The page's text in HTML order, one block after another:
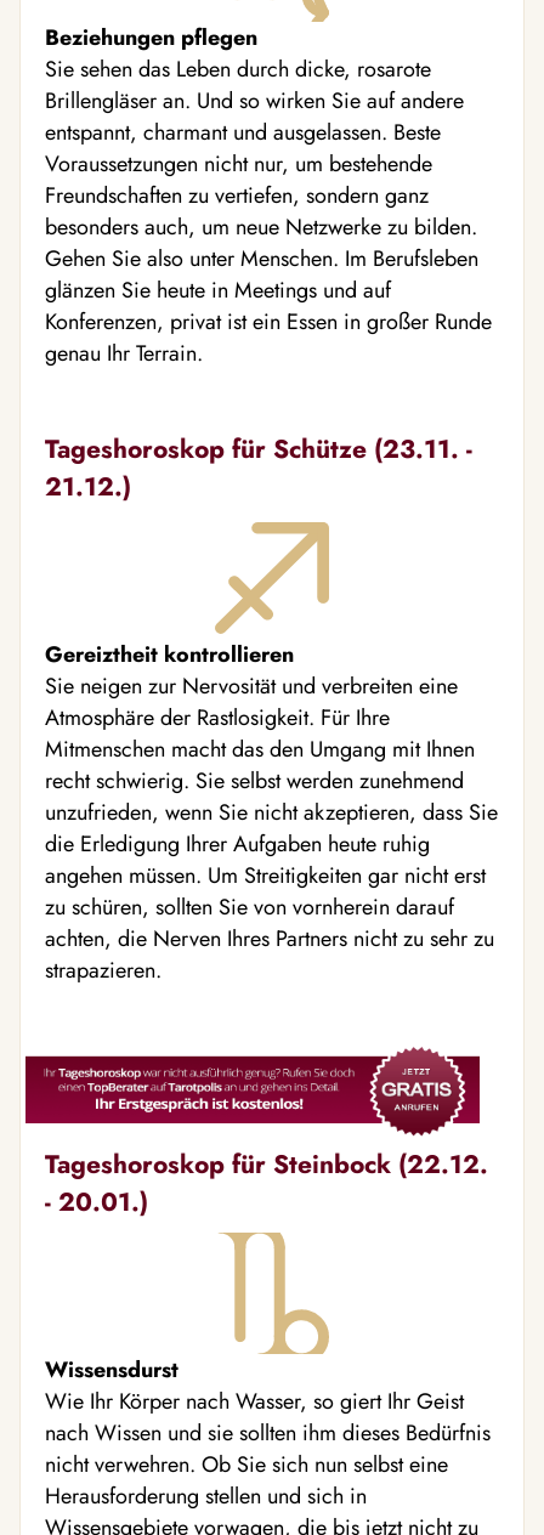
Beziehungen pflegen
Sie sehen das Leben durch dicke, rosarote
Brillengläser an. Und so wirken Sie auf andere
entspannt, charmant und ausgelassen. Beste
Voraussetzungen nicht nur, um bestehende
Freundschaften zu vertiefen, sondern ganz
besonders auch, um neue Netzwerke zu bilden.
Gehen Sie also unter Menschen. Im Berufsleben
glänzen Sie heute in Meetings und auf
Konferenzen, privat ist ein Essen in großer Runde
genau Ihr Terrain.
Tageshoroskop für Schütze (23.11. -
21.12.)
Gereiztheit kontrollieren
Sie neigen zur Nervosität und verbreiten eine
Atmosphäre der Rastlosigkeit. Für Ihre
Mitmenschen macht das den Umgang mit Ihnen
recht schwierig. Sie selbst werden zunehmend
unzufrieden, wenn Sie nicht akzeptieren, dass Sie
die Erledigung Ihrer Aufgaben heute ruhig
angehen müssen. Um Streitigkeiten gar nicht erst
zu schüren, sollten Sie von vornherein darauf
achten, die Nerven Ihres Partners nicht zu sehr zu
strapazieren.
Tageshoroskop für Steinbock (22.12.
- 20.01.)
Wissensdurst
Wie Ihr Körper nach Wasser, so giert Ihr Geist
nach Wissen und sie sollten ihm dieses Bedürfnis
nicht verwehren. Ob Sie sich nun selbst eine
Herausforderung stellen und sich in
Wissensgebiete vorwagen, die bis jetzt nicht zu